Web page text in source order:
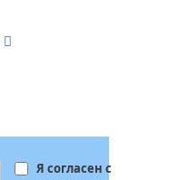
Я согласен с